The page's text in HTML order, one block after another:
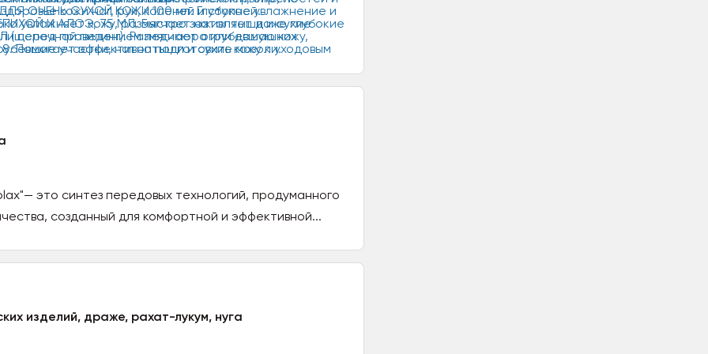
это синтез передовых технологий, продуманного
созданный для комфортной и эффективной...
изделий, драже, рахат-лукум, нуга